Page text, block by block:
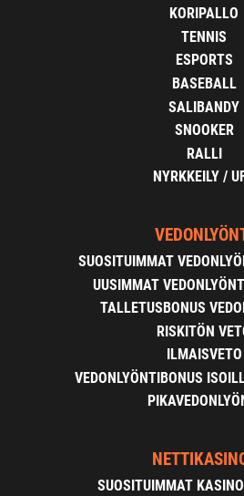
KORIPALLO
TENNIS
ESPORTS
BASEBALL
SALIBANDY
SNOOKER
RALLI
NYRKKEILY /
SUOSITUIMMAT
UUSIMMAT
TALLETUSBONUS
RISKITÖN
ILMAISVETO
VEDONLYÖNTIBONUS
SUOSITUIMMAT